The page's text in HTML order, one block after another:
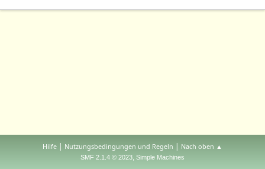
Hilfe | Nutzungsbedingungen und Regeln | Nach oben ▲
SMF 2.1.4 © 2023, Simple Machines